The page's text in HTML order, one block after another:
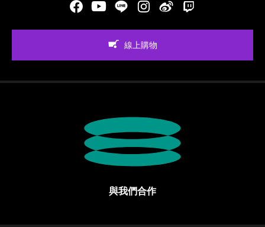
FacebookYoutubeLINE Instgram新浪微博
線上購物
與我們合作